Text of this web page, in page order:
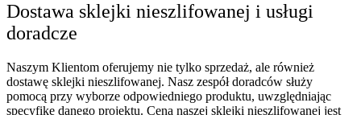
Dostawa sklejki nieszlifowanej i usługi
doradcze
Naszym Klientom oferujemy nie tylko sprzedaż, ale również
dostawę sklejki nieszlifowanej. Nasz zespół doradców służy
pomocą przy wyborze odpowiedniego produktu, uwzględniając
specyfikę danego projektu. Cena naszej sklejki nieszlifowanej jest